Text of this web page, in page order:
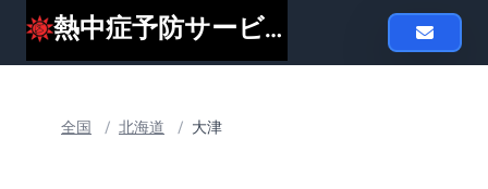
熱中症予防サービスheat119
全国 / 北海道 / 大津